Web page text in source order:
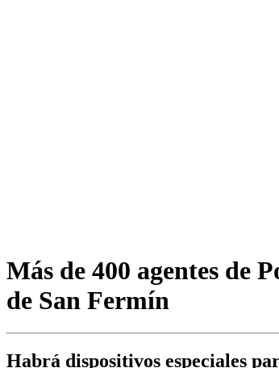
Más de 400 agentes de
de San Fermín
Habrá dispositivos especiales